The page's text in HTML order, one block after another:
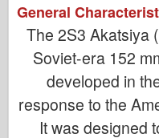
General
The 2S3 Akatsiya
Soviet-era 152
developed in
response to the
It was designed